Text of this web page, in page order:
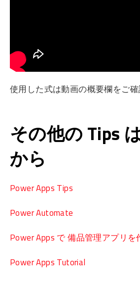
使用した式は動画の概要欄をご
その他の Tips
から
Power Apps Tips
Power Automate
Power Apps で 備品管理アプリを
Power Apps Tutorial